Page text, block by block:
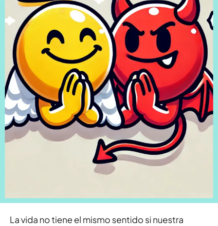
La vida no tiene el mismo sentido si nuestra